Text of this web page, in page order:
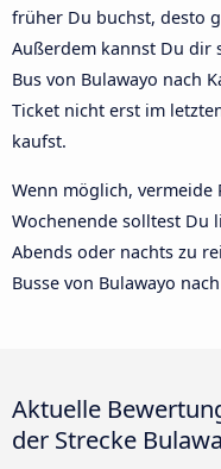
früher Du buchst, desto
Außerdem kannst Du dir
Bus von Bulawayo nach
Ticket nicht erst im
kaufst.
Wenn möglich, vermeide
Wochenende solltest Du
Abends oder nachts zu
Busse von Bulawayo
Aktuelle
der Strecke